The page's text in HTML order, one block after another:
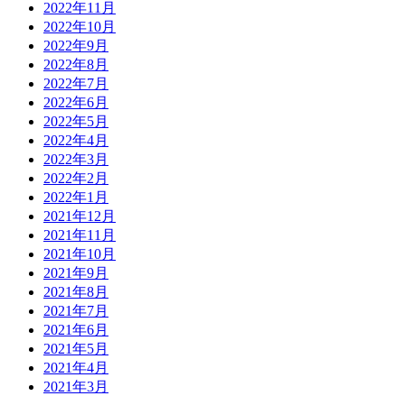
2022年11月
2022年10月
2022年9月
2022年8月
2022年7月
2022年6月
2022年5月
2022年4月
2022年3月
2022年2月
2022年1月
2021年12月
2021年11月
2021年10月
2021年9月
2021年8月
2021年7月
2021年6月
2021年5月
2021年4月
2021年3月